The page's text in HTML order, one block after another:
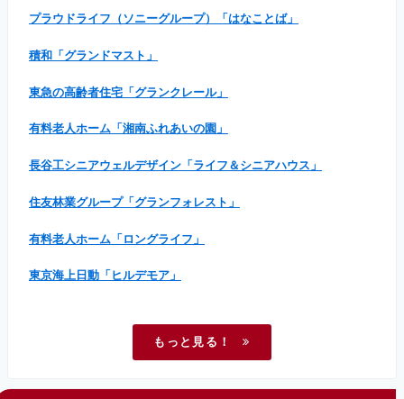
プラウドライフ（ソニーグループ）「はなことば」
積和「グランドマスト」
東急の高齢者住宅「グランクレール」
有料老人ホーム「湘南ふれあいの園」
長谷工シニアウェルデザイン「ライフ＆シニアハウス」
住友林業グループ「グランフォレスト」
有料老人ホーム「ロングライフ」
東京海上日動「ヒルデモア」
もっと見る！